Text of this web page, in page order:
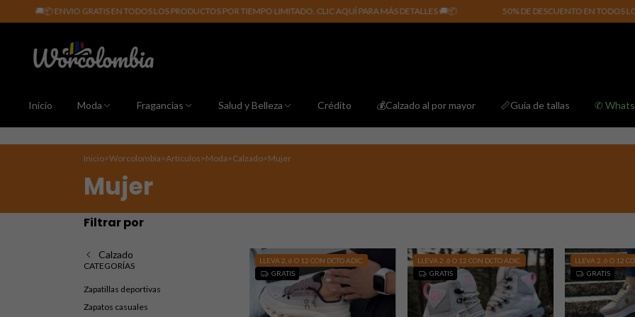
GRATIS EN TODOS LOS PRODUCTOS POR TIEMPO LIMITADO. CLIC AQUÍ PARA MÁS DETALLES 🚚📦 50% DE DESCUENTO EN TODOS LOS PERFUMES.
Inicio Moda Fragancias Salud y Belleza Crédito 💰Calzado al por mayor 📏Guía de tallas ✆
Inicio>Worcolombia>Artículos>Moda>Calzado>Mujer
Mujer
Filtrar por
Calzado
CATEGORÍAS
Zapatillas deportivas
Zapatos casuales
LLEVA 2, 6 O 12 CON DCTO ADIC.
GRATIS
LLEVA 2, 6 O 12 CON DCTO ADIC.
GRATIS
LLEVA 2, 6 O 12
GRATIS